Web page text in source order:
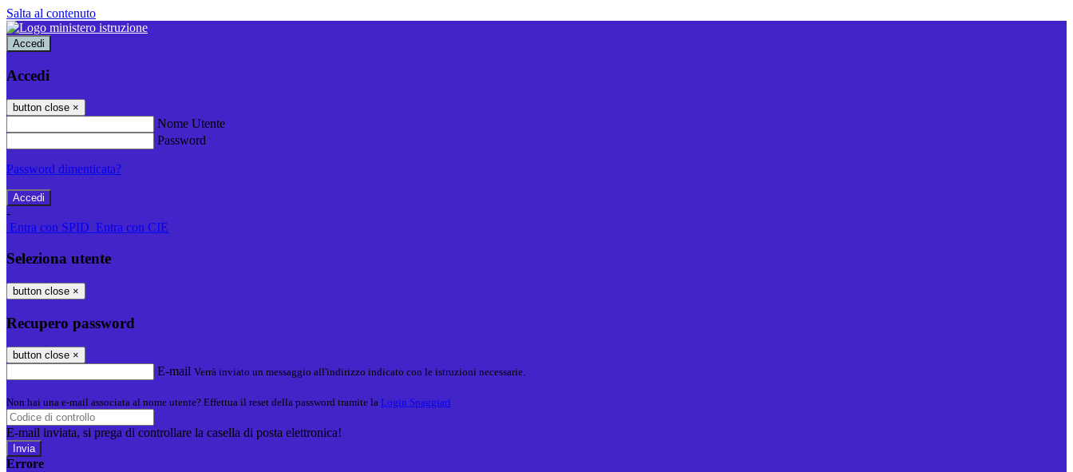
Salta al contenuto
Accedi
Accedi
button close ×
Nome Utente
Password
Password dimenticata?
-
Entra con SPID Entra con CIE
Seleziona utente
button close ×
Recupero password
button close ×
E-mail Verrà inviato un messaggio all'indirizzo indicato con le istruzioni necessarie.
Non hai una e-mail associata al nome utente? Effettua il reset della password tramite la Login Spaggiari
E-mail inviata, si prega di controllare la casella di posta elettronica!
Errore